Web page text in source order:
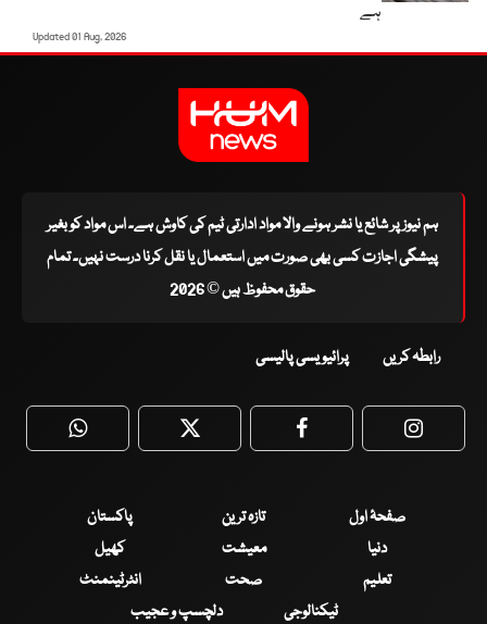
ہے
Updated 01 Aug, 2026
ہم نیوز پر شائع یا نشر ہونے والا مواد ادارتی ٹیم کی کاوش ہے۔ اس مواد کو بغیر
پیشگی اجازت کسی بھی صورت میں استعمال یا نقل کرنا درست نہیں۔ تمام
حقوق محفوظ ہیں © 2026
رابطہ کریں پرائیویسی پالیسی
WhatsApp Twitter Facebook
صفحۂ اول تازہ ترین
پاکستان
دنیا
معیشت
کھیل
تعلیم
صحت
انٹرٹینمنٹ
ٹیکنالوجی
دلچسپ و عجیب